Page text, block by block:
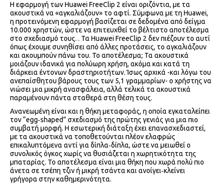
Η εφαρμογή των Huawei FreeClip 2 είναι οριζόντια, με τα
ακουστικά να «αγκαλιάζουν» το αφτί. Σύμφωνα με τη Huawei,
η προτεινόμενη εφαρμογή βασίζεται σε δεδομένα από δείγμα
10.000 χρηστών, ώστε να επιτευχθεί το βέλτιστο αποτέλεσμα
στο σχεδιασμό τους. . Τα Huawei FreeClip 2 δεν πιέζουν το αυτί
όπως έχουμε συνηθίσει από άλλες προτάσεις, το αγκαλιάζουν
και ακουμπούν πάνω του. Το αποτέλεσμα; Τα ακουστικά
μοιάζουν ιδανικά για πολύωρη χρήση, ακόμα και κατά τη
διάρκεια έντονων δραστηριοτήτων. Ίσως αρχικά -και λόγω του
ανεπαίσθητου βάρους τους των 5,1 γραμμαρίων- ο χρήστης να
νιώσει μια μικρή ανασφάλεια, αλλά τελικά τα ακουστικά
παραμένουν πάντα σταθερά στη θέση τους.
Ανανεωμένη είναι και η θήκη μεταφοράς, η οποία εγκαταλείπει
τον “egg‑shaped” σχεδιασμό της πρώτης γενιάς για μια πιο
συμβατή μορφή. Η εσωτερική διάταξη έχει επανασχεδιαστεί,
με τα ακουστικά να τοποθετούνται πλέον ελαφρώς
επικαλυπτόμενα αντί για δίπλα‑δίπλα, ώστε να μειωθεί ο
συνολικός όγκος χωρίς να θυσιάζεται η χωρητικότητα της
μπαταρίας. Το αποτέλεσμα είναι μια θήκη που χωρά πολύ πιο
άνετα σε τσέπη τζιν ή μικρή τσάντα και ανοίγει‑κλείνει
γρήγορα στην καθημερινότητα.